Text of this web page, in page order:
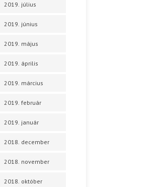
2019. július
2019. június
2019. május
2019. április
2019. március
2019. február
2019. január
2018. december
2018. november
2018. október